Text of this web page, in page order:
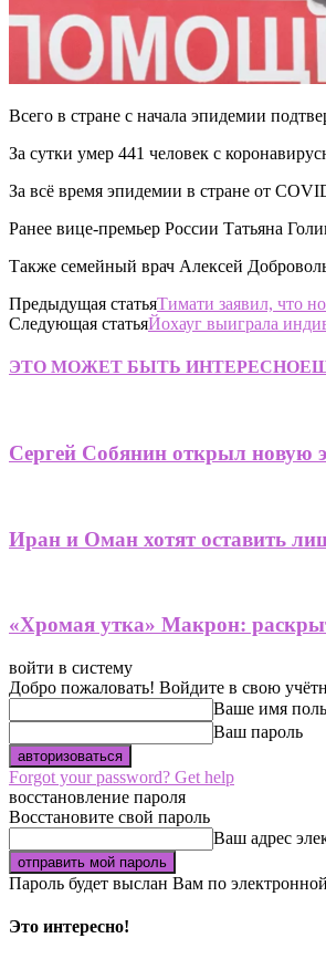
Всего в стране с начала эпидемии
За сутки умер 441 человек с
За всё время эпидемии в стране от
Ранее вице-премьер России Татьяна
Также семейный врач Алексей
Предыдущая статьяТимати заявил, что
Следующая статьяЙохауг выиграла
ЭТО МОЖЕТ БЫТЬ ИНТЕРЕСНО
Сергей Собянин открыл новую
Иран и Оман хотят оставить
«Хромая утка» Макрон:
войти в систему
Добро пожаловать! Войдите в свою
Ваше имя
Ваш пароль
Forgot your password? Get help
восстановление пароля
Восстановите свой пароль
Ваш адрес
Пароль будет выслан Вам по
Это интересно!